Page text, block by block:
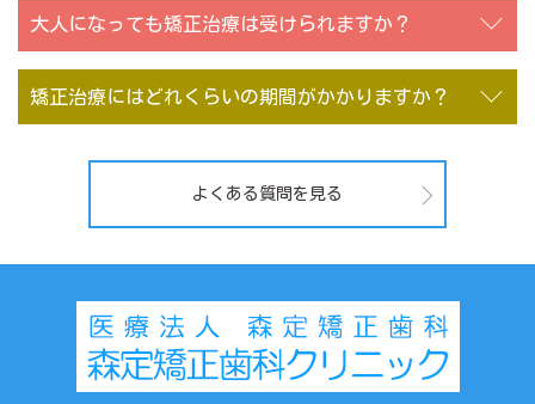
大人になっても矯正治療は受けられますか？
矯正治療にはどれくらいの期間がかかりますか？
よくある質問を見る